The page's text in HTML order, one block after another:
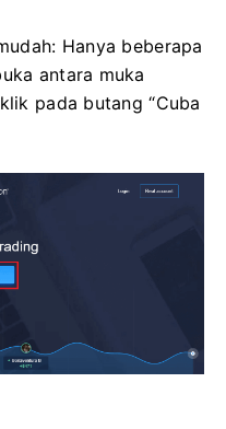
Hanya beberapa
antara muka
pada butang “Cuba